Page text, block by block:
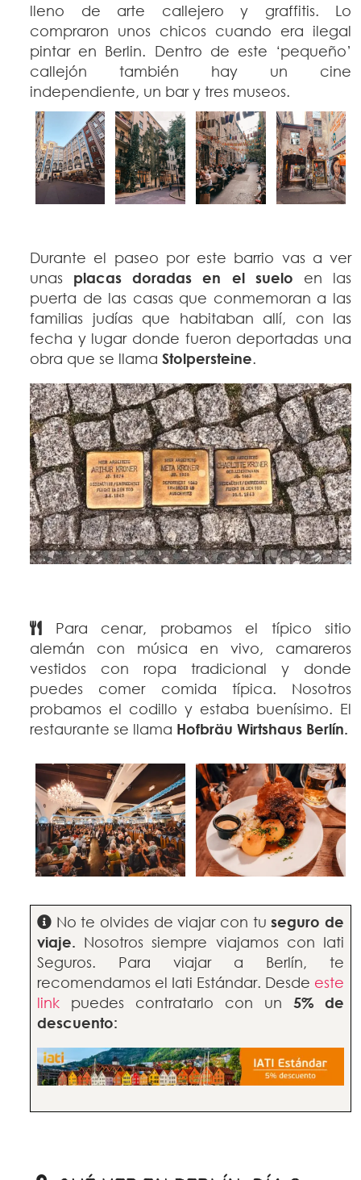
lleno de arte callejero y graffitis. Lo
compraron unos chicos cuando era ilegal
pintar en Berlin. Dentro de este ‘pequeño’
callejón también hay un cine
independiente, un bar y tres museos.
Durante el paseo por este barrio vas a ver
unas placas doradas en el suelo en las
puerta de las casas que conmemoran a las
familias judías que habitaban allí, con las
fecha y lugar donde fueron deportadas una
obra que se llama Stolpersteine.
Para cenar, probamos el típico sitio
alemán con música en vivo, camareros
vestidos con ropa tradicional y donde
puedes comer comida típica. Nosotros
probamos el codillo y estaba buenísimo. El
restaurante se llama Hofbräu Wirtshaus Berlín.
No te olvides de viajar con tuseguro de
viaje. Nosotros siempre viajamos con Iati
Seguros. Para viajar a Berlín, te
recomendamos el Iati Estándar. Desde este
link puedes contratarlo con un 5% de
descuento: